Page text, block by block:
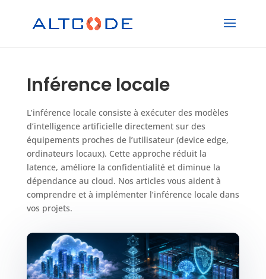
Inférence locale
L’inférence locale consiste à exécuter des modèles
d’intelligence artificielle directement sur des
équipements proches de l’utilisateur (device edge,
ordinateurs locaux). Cette approche réduit la
latence, améliore la confidentialité et diminue la
dépendance au cloud. Nos articles vous aident à
comprendre et à implémenter l’inférence locale dans
vos projets.